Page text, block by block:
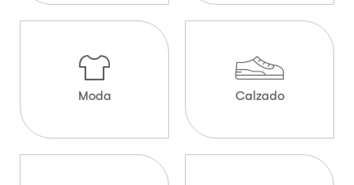
Moda Calzado